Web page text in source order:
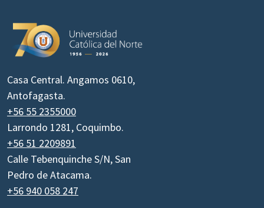
Casa Central. Angamos 0610,
Antofagasta.
+56 55 2355000
Larrondo 1281, Coquimbo.
+56 51 2209891
Calle Tebenquinche S/N, San
Pedro de Atacama.
+56 940 058 247